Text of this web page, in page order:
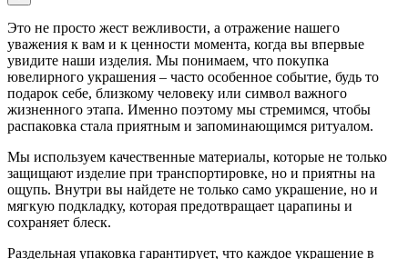
Это не просто жест вежливости, а отражение нашего
уважения к вам и к ценности момента, когда вы впервые
увидите наши изделия. Мы понимаем, что покупка
ювелирного украшения – часто особенное событие, будь то
подарок себе, близкому человеку или символ важного
жизненного этапа. Именно поэтому мы стремимся, чтобы
распаковка стала приятным и запоминающимся ритуалом.
Мы используем качественные материалы, которые не только
защищают изделие при транспортировке, но и приятны на
ощупь. Внутри вы найдете не только само украшение, но и
мягкую подкладку, которая предотвращает царапины и
сохраняет блеск.
Раздельная упаковка гарантирует, что каждое украшение в